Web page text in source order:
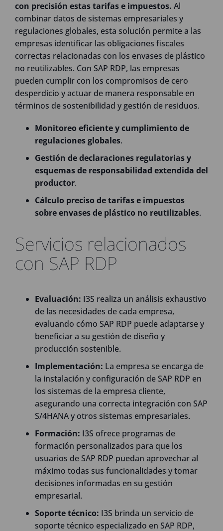
con precisión estas tarifas e impuestos. Al
combinar datos de sistemas empresariales y
regulaciones globales, esta solución permite a las
empresas identificar las obligaciones fiscales
correctas relacionadas con los envases de plástico
no reutilizables. Con SAP RDP, las empresas
pueden cumplir con los compromisos de cero
desperdicio y actuar de manera responsable en
términos de sostenibilidad y gestión de residuos.
Monitoreo eficiente y cumplimiento de
regulaciones globales.
Gestión de declaraciones regulatorias y
esquemas de responsabilidad extendida del
productor.
Cálculo preciso de tarifas e impuestos
sobre envases de plástico no reutilizables.
Servicios relacionados
con SAP RDP
Evaluación: I3S realiza un análisis exhaustivo
de las necesidades de cada empresa,
evaluando cómo SAP RDP puede adaptarse y
beneficiar a su gestión de diseño y
producción sostenible.
Implementación: La empresa se encarga de
la instalación y configuración de SAP RDP en
los sistemas de la empresa cliente,
asegurando una correcta integración con SAP
S/4HANA y otros sistemas empresariales.
Formación: I3S ofrece programas de
formación personalizados para que los
usuarios de SAP RDP puedan aprovechar al
máximo todas sus funcionalidades y tomar
decisiones informadas en su gestión
empresarial.
Soporte técnico: I3S brinda un servicio de
soporte técnico especializado en SAP RDP,